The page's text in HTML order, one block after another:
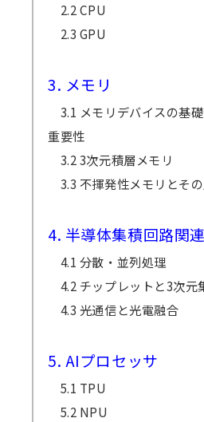
2.2 CPU
2.3 GPU
3. メモリ
3.1 メモリデバイスの基
重要性
3.2 3次元積層メモリ
3.3 不揮発性メモリとそ
4. 半導体集積回路関
4.1 分散・並列処理
4.2 チップレットと3次元
4.3 光通信と光電融合
5. AIプロセッサ
5.1 TPU
5.2 NPU